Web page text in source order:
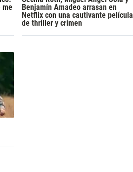
me
Benjamín Amadeo arrasan en
Netflix con una cautivante película
de thriller y crimen